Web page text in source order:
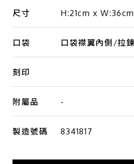
尺寸 H:21cm x
口袋 口袋襟翼內側/拉
刻印
附屬品 -
製造號碼 8341817